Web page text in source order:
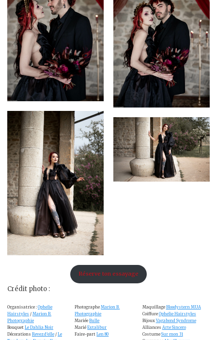
Réserve ton essayage
Crédit photo :
Organisatrice : Ophelie
Hairstyles / Marion B.
Photographie
Bouquet Le Dahlia Noir
Décorations Revez d’elle / Le
PhotographeMarion B.
Photographie
MariéeBulle
MariéExtalibur
Faire-partLen 80
Maquillage Bloodystern MUA
Coiffure Ophelie Hairstyles
Bijoux Vagabond Syndrome
Alliances Arte Sincero
Costume Sur mon 31